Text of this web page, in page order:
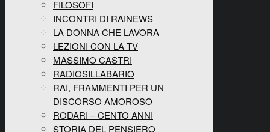
FILOSOFI
INCONTRI DI RAINEWS
LA DONNA CHE LAVORA
LEZIONI CON LA TV
MASSIMO CASTRI
RADIOSILLABARIO
RAI, FRAMMENTI PER UN
DISCORSO AMOROSO
RODARI – CENTO ANNI
STORIA DEL PENSIERO